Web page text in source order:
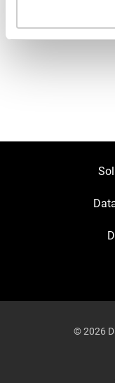
© 2026